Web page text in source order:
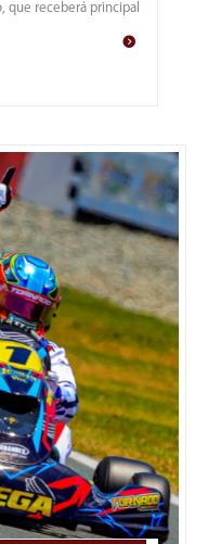
que receberá principal